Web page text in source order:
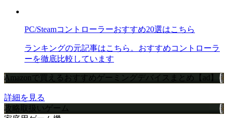
PC/Steamコントローラーおすすめ20選はこちら
ランキングの元記事はこちら。おすすめコントローラ
ーを徹底比較しています
Amazonで買えるおすすめゲーミングデバイスまとめ【ad】
詳細を見る
攻略取扱いゲーム